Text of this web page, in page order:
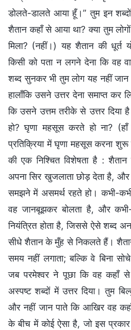
डोलते-डालते आया हूँ।” तुम इन
शैतान कहाँ से आया था? क्या तुम
मिला? (नहीं।) यह शैतान की धूर्त
किसी को पता न लगने देना कि वह
शब्द सुनकर भी तुम लोग यह नहीं
हालाँकि उसने उत्तर देना समाप्त कर
कि उसने उत्तम तरीके से उत्तर
हो? घृणा महसूस करते हो ना?
प्रतिक्रिया में घृणा महसूस करना
की एक निश्चित विशेषता है :
अपना सिर खुजलाता छोड़ देता है,
समझने में असमर्थ रहते हो। कभी-
वह जानबूझकर बोलता है, और
नियंत्रित होता है, जिससे ऐसे शब्द
सीधे शैतान के मुँह से निकलते हैं।
समय नहीं लगाता; बल्कि वे बिना
जब परमेश्वर ने पूछा कि वह कहाँ
अस्पष्ट शब्दों में उत्तर दिया। तुम
और नहीं जान पाते कि आखिर वह
के बीच में कोई ऐसा है, जो इस